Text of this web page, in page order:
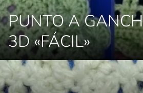
PUNTO A
3D «FÁCIL»